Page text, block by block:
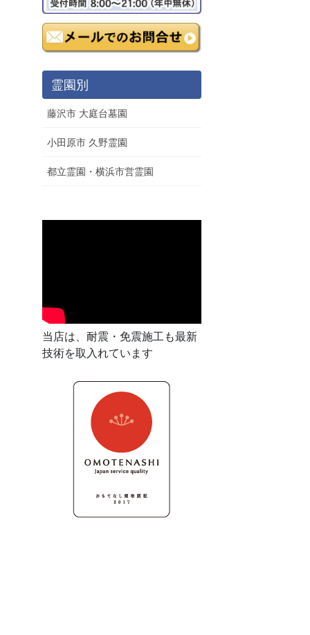
霊園別
藤沢市 大庭台墓園
小田原市 久野霊園
都立霊園・横浜市営霊園
当店は、耐震・免震施工も最新
技術を取入れています